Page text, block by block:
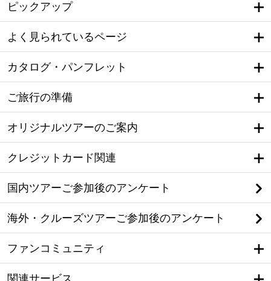
ピックアップ
よく見られているページ
カタログ・パンフレット
ご旅行の準備
オリジナルツアーのご案内
クレジットカード関連
国内ツアーご参加後のアンケート
海外・クルーズツアーご参加後のアンケート
ファンコミュニティ
関連サービス